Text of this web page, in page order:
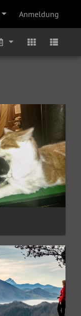
Anmeldung